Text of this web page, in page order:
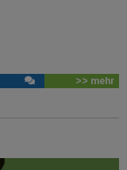
>> mehr